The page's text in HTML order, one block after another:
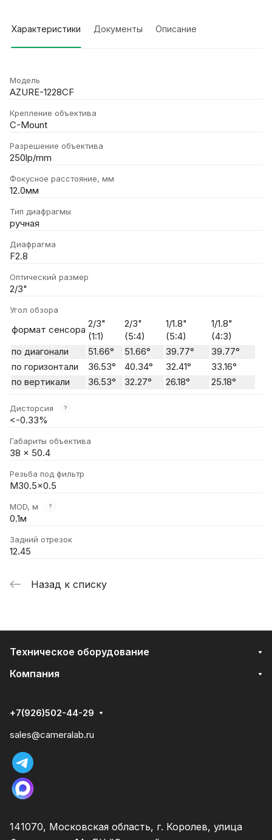
Характеристики Документы Описание
Модель
AZURE-1228CF
Крепление объектива
C-Mount
Разрешение объектива
250lp/mm
Фокусное расстояние, мм
12.0мм
Тип диафрагмы
ручная
Диафрагма
F2.8
Оптический размер
2/3"
Угол обзора
формат сенсора
2/3"
(1:1)
2/3"
(5:4)
1/1.8"
(5:4)
1/1.8"
(4:3)
по диагонали
51.66° 51.66° 39.77°
39.77°
по горизонтали
36.53° 40.34° 32.41°
33.16°
по вертикали
36.53° 32.27° 26.18° 25.18°
Дисторсия ?
<-0.33%
Габариты объектива
38 x 50.4
Резьба под фильтр
M30.5×0.5
MOD, м ?
0.1м
Задний отрезок
12.45
Назад к списку
Техническое оборудование
Компания
+7(926)502-44-29
sales@cameralab.ru
141070, Московская область, г. Королев, улица